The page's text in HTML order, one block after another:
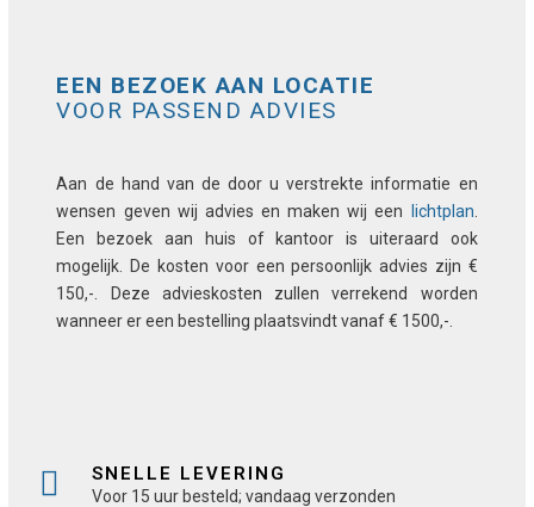
EEN BEZOEK AAN LOCATIE
VOOR PASSEND ADVIES
Aan de hand van de door u verstrekte informatie en
wensen geven wij advies en maken wij een
lichtplan
Een bezoek aan huis of kantoor is uiteraard ook
mogelijk. De kosten voor een persoonlijk advies zijn €
150,-. Deze advieskosten zullen verrekend worden
wanneer er een bestelling plaatsvindt vanaf € 1500,-.
SNELLE LEVERING
Voor 15 uur besteld; vandaag verzonden